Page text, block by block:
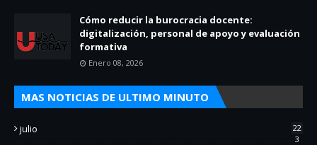
Cómo reducir la burocracia docente:
digitalización, personal de apoyo y evaluación
formativa
Enero 08, 2026
MAS NOTICIAS DE ULTIMO MINUTO
julio
22
3